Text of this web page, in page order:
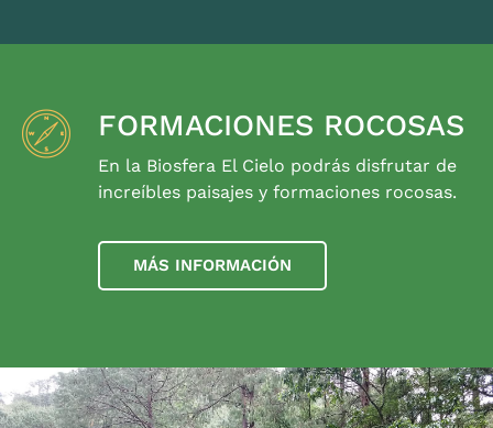
FORMACIONES ROCOSAS
En la Biosfera El Cielo podrás disfrutar de
increíbles paisajes y formaciones rocosas.
MÁS INFORMACIÓN